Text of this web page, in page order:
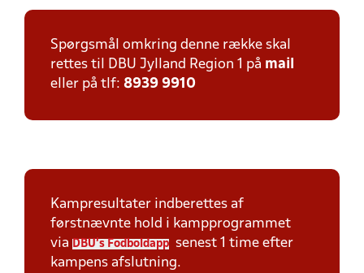
Spørgsmål omkring denne række skal
rettes til DBU Jylland Region 1 på mail
eller på tlf: 8939 9910
Kampresultater indberettes af
førstnævnte hold i kampprogrammet
via
DBU's Fodboldapp
senest 1 time efter
kampens afslutning.